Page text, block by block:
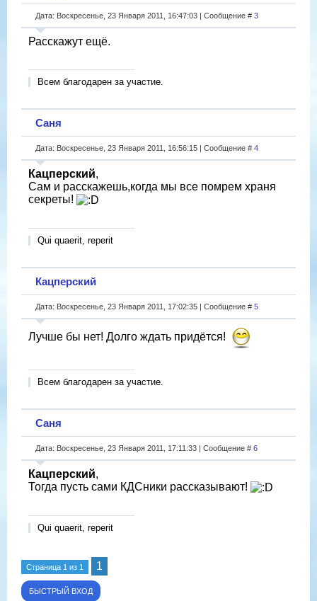
Дата: Воскресенье, 23 Января 2011, 16:47:03 | Сообщение # 3
Расскажут ещё.
Всем благодарен за участие.
Саня
Дата: Воскресенье, 23 Января 2011, 16:56:15 | Сообщение # 4
Кацперский,
Сам и расскажешь,когда мы все помрем храня
секреты!
Qui quaerit, reperit
Кацперский
Дата: Воскресенье, 23 Января 2011, 17:02:35 | Сообщение # 5
Лучше бы нет! Долго ждать придётся!
Всем благодарен за участие.
Саня
Дата: Воскресенье, 23 Января 2011, 17:11:33 | Сообщение # 6
Кацперский,
Тогда пусть сами КДСники рассказывают!
Qui quaerit, reperit
Страница 1 из 1 1